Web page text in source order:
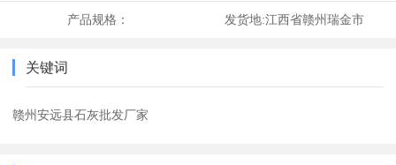
产品规格： 发货地:江西省赣州瑞金市
关键词
赣州安远县石灰批发厂家